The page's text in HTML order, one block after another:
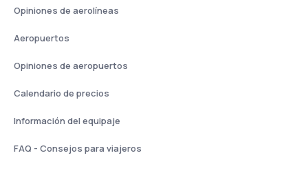
Opiniones de aerolíneas
Aeropuertos
Opiniones de aeropuertos
Calendario de precios
Información del equipaje
FAQ - Consejos para viajeros